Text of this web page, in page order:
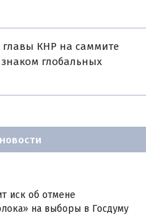
главы КНР на саммите
глобальных
иск об отмене
на выборы в Госдуму